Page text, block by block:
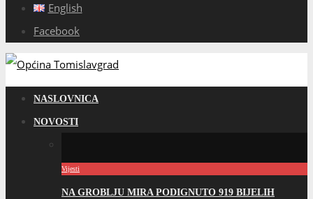
English
Facebook
NASLOVNICA
NOVOSTI
Vijesti
NA GROBLJU MIRA PODIGNUTO 919 BIJELIH